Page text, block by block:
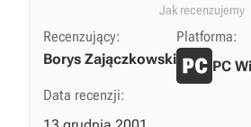
Jak recenzujemy
Recenzujący:
Borys Zajączkowski
Platforma:
PC
Data recenzji: